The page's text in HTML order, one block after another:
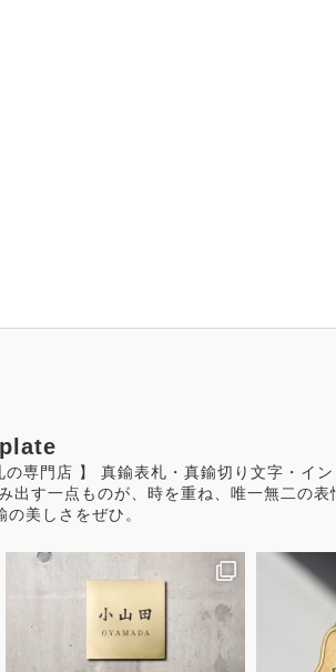
の専門店 】 真鍮表札・真鍮切り文字・イ
出す一点ものが、時を重ね、唯一無二の
美しさをぜひ。